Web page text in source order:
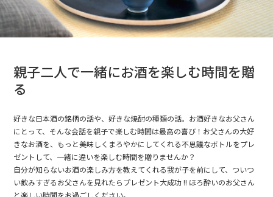
親子二人で一緒にお酒を楽しむ時間を贈
る
好きな日本酒の銘柄の話や、好きな焼酎の種類の話。お酒好きなお父さん
にとって、そんな会話を親子で楽しむ時間は最高の喜び！お父さんの大好
きなお酒を、もっと美味しくまろやかにしてくれる不思議なボトルをプレ
ゼントして、一緒に違いを楽しむ時間を贈りませんか？
自分が知らないお酒の楽しみ方を教えてくれる我が子を前にして、ついつ
い飲みすぎるお父さんを見れたらプレゼント大成功 !! ほろ酔いのお父さん